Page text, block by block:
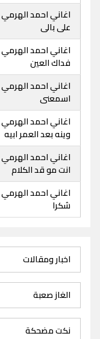
اغاني احمد الهرمي
على بالى
اغاني احمد الهرمي
فداك العين
اغاني احمد الهرمي
اسمعنى
اغاني احمد الهرمي
وينه بعد العمر ابيه
اغاني احمد الهرمي
انت مو قد الكلام
اغاني احمد الهرمي
شكرا
اخبار ومقالات
الغاز صعبة
نكت مضحكة